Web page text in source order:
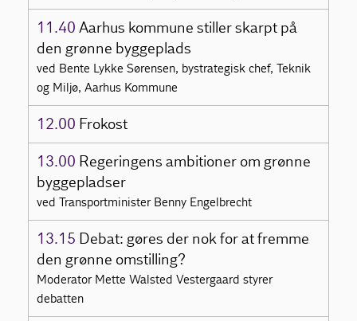
11.40 Aarhus kommune stiller skarpt på
den grønne byggeplads
ved Bente Lykke Sørensen, bystrategisk chef, Teknik
og Miljø, Aarhus Kommune
12.00 Frokost
13.00 Regeringens ambitioner om grønne
byggepladser
ved Transportminister Benny Engelbrecht
13.15 Debat: gøres der nok for at fremme
den grønne omstilling?
Moderator Mette Walsted Vestergaard styrer
debatten